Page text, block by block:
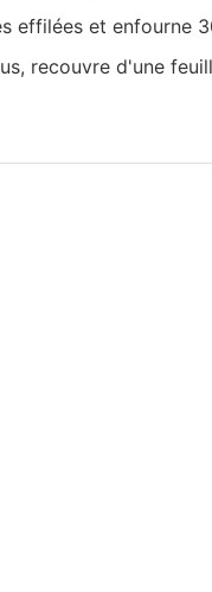
effilées et enfourne
recouvre d'une